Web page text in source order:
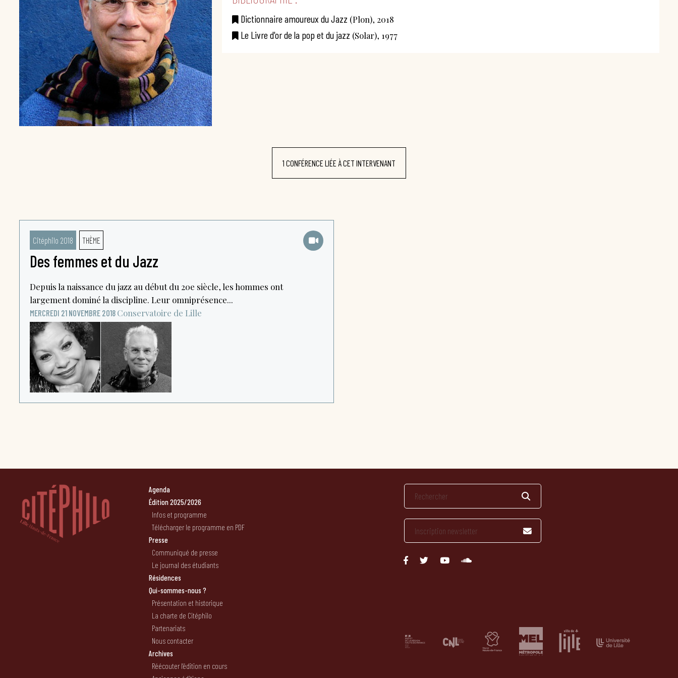
Dictionnaire amoureux du Jazz (Plon), 2018
Le Livre d'or de la pop et du jazz (Solar), 1977
1 CONFÉRENCE LIÉE À CET INTERVENANT
Citéphilo 2018 THÈME
Des femmes et du Jazz
Depuis la naissance du jazz au début du 20e siècle, les hommes ont
largement dominé la discipline. Leur omniprésence...
MERCREDI 21 NOVEMBRE 2018 Conservatoire de Lille
Agenda
Édition 2025/2026
Infos et programme
Télécharger le programme en PDF
Presse
Communiqué de presse
Le journal des étudiants
Résidences
Qui-sommes-nous ?
Présentation et historique
La charte de Citéphilo
Partenariats
Nous contacter
Archives
Réécouter l’édition en cours